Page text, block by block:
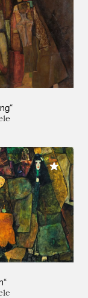
Meiner